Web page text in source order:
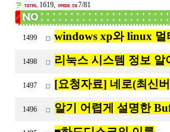
1619, 7/81
1499 windows xp와 linux 멀
1498 리눅스 시스템 정보 알
1497 [요청자료] 네로(최신
1496 알기 어렵게 설명한